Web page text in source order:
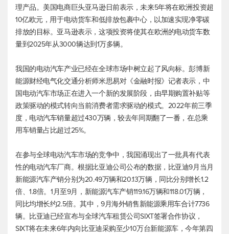
理产品。美国电商巨头亚马逊日前表示，未来5年将在欧洲投资超
10亿欧元，用于电动货车和低排放包裹中心，以加速实现净零碳
排放的目标。亚马逊表示，这项投资将使其在欧洲的电动货车数
量到2025年从3000辆达到1万多辆。
我国的电动汽车产业已经在全球市场中树立起了风向标。彭博新
能源财经电气化交通分析师米思易对《金融时报》记者表示，中
国电动汽车市场正在进入一个新的发展阶段，由早期购置补贴等
政策驱动的模式转向当前消费者需求驱动的模式。2022年前三季
度，电动汽车销量超过430万辆，较去年同期翻了一番，在总乘
用车销量占比超过25%。
在参与全球电动汽车市场的竞争中，我国涌现出了一批具有代表
性的电动汽车厂商。根据比亚迪公司公布的数据，比亚迪9月当月
新能源汽车产销分别为20.49万辆和20.13万辆，同比分别增长1.2
倍、1.8倍。1月至9月，新能源汽车产销119.16万辆和118.01万辆，
同比均增长约2.5倍。其中，9月海外销售新能源乘用车合计7736
辆。比亚迪已经宣布与全球汽车租赁公司SIXT签署合作协议，
SIXT将在未来6年内向比亚迪采购至少10万台新能源车，今年第四